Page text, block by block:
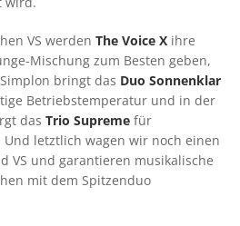
VS werden The Voice X ihre
Mischung zum Besten geben,
bringt das Duo Sonnenklar
Betriebstemperatur und in der
das Trio Supreme für
letztlich wagen wir noch einen
VS und garantieren musikalische
mit dem Spitzenduo